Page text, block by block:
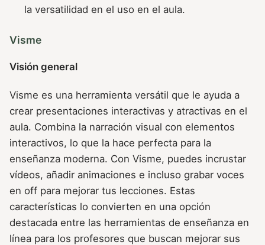
la versatilidad en el uso en el aula.
Visme
Visión general
Visme es una herramienta versátil que le ayuda a
crear presentaciones interactivas y atractivas en el
aula. Combina la narración visual con elementos
interactivos, lo que la hace perfecta para la
enseñanza moderna. Con Visme, puedes incrustar
vídeos, añadir animaciones e incluso grabar voces
en off para mejorar tus lecciones. Estas
características lo convierten en una opción
destacada entre las herramientas de enseñanza en
línea para los profesores que buscan mejorar sus